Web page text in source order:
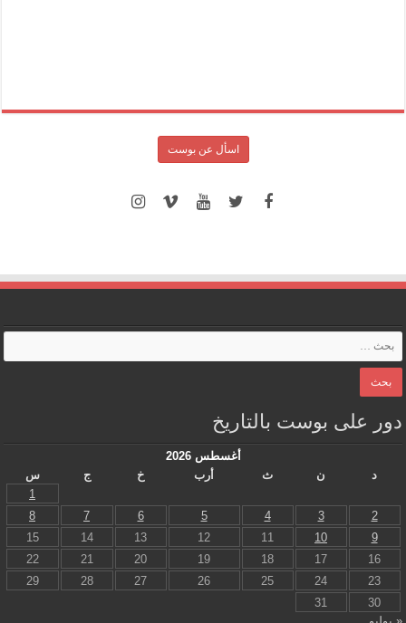
اسأل عن بوست
دور على بوست بالتاريخ
أغسطس 2026
د
ن ث أرب خ ج
س
1
2
3
4
5
6
7
8
9
10
11
12
13
14
15
16
17
18
19
20
21
22
23
24
25
26
27
28
29
30
31